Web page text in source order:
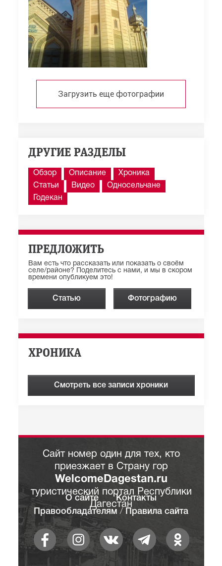
Загрузить еще фотографии
ДРУГИЕ РАЗДЕЛЫ
Обзор Описание
Хроника
Статьи
Видео
Односельчане
Годекан
ПРЕДЛОЖИТЬ
Вам есть что рассказать или показать о своём
селе/районе? Поделитесь с нами, и мы в скором
времени опубликуем это!
Статью Фотографию
ХРОНИКА
Смотреть все записи хроники
Сайт номер один для тех, кто
приезжает в Страну гор
WelcomeDagestan.ru
туристический портал Республики
Дагестан
О сайте
Контакты
Правообладателям / Правила сайта